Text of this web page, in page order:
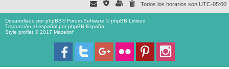
Todos los horarios son UTC-05:00
Desarrollado porphpBB® Forum Software © phpBB Limited
Traducción al español porphpBB España
Style proflat © 2017 Mazeltof